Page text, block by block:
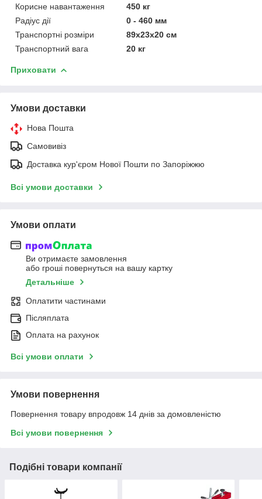
Корисне навантаження
450 кг
Радіус дії
0 - 460 мм
Транспортні розміри
89x23x20 см
Транспортний вага
20 кг
Приховати
Умови доставки
Нова Пошта
Самовивіз
Доставка кур'єром Нової Пошти по Запоріжжю
Всі умови доставки
Умови оплати
Ви отримаєте замовлення
або гроші повернуться на вашу картку
Детальніше
Оплатити частинами
Післяплата
Оплата на рахунок
Всі умови оплати
Умови повернення
Повернення товару впродовж 14 днів за домовленістю
Всі умови повернення
Подібні товари компанії